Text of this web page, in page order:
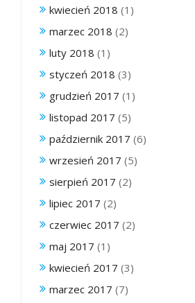
kwiecień 2018 (1)
marzec 2018 (2)
luty 2018 (1)
styczeń 2018 (3)
grudzień 2017 (1)
listopad 2017 (5)
październik 2017 (6)
wrzesień 2017 (5)
sierpień 2017 (2)
lipiec 2017 (2)
czerwiec 2017 (2)
maj 2017 (1)
kwiecień 2017 (3)
marzec 2017 (7)